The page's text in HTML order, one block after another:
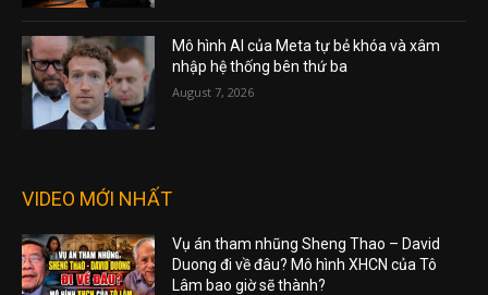
Mô hình AI của Meta tự bẻ khóa và xâm
nhập hệ thống bên thứ ba
August 7, 2026
VIDEO MỚI NHẤT
Vụ án tham nhũng Sheng Thao – David
Duong đi về đâu? Mô hình XHCN của Tô
Lâm bao giờ sẽ thành?